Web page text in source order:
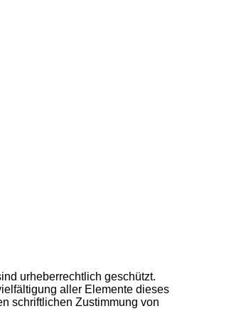
urheberrechtlich geschützt.
aller Elemente dieses
schriftlichen Zustimmung von